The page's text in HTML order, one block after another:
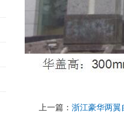
上一篇： 浙江豪华两翼